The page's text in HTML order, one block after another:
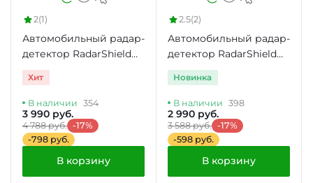
2(1)
Автомобильный радар-
детектор RadarShield
GPS4200CT
Хит
В наличии 354
3 990 руб.
4 788 руб. -17%
-798 руб.
В корзину
2.5(2)
Автомобильный радар-
детектор RadarShield
RD-200 GPS
Новинка
В наличии 398
2 990 руб.
3 588 руб. -17%
-598 руб.
В корзину